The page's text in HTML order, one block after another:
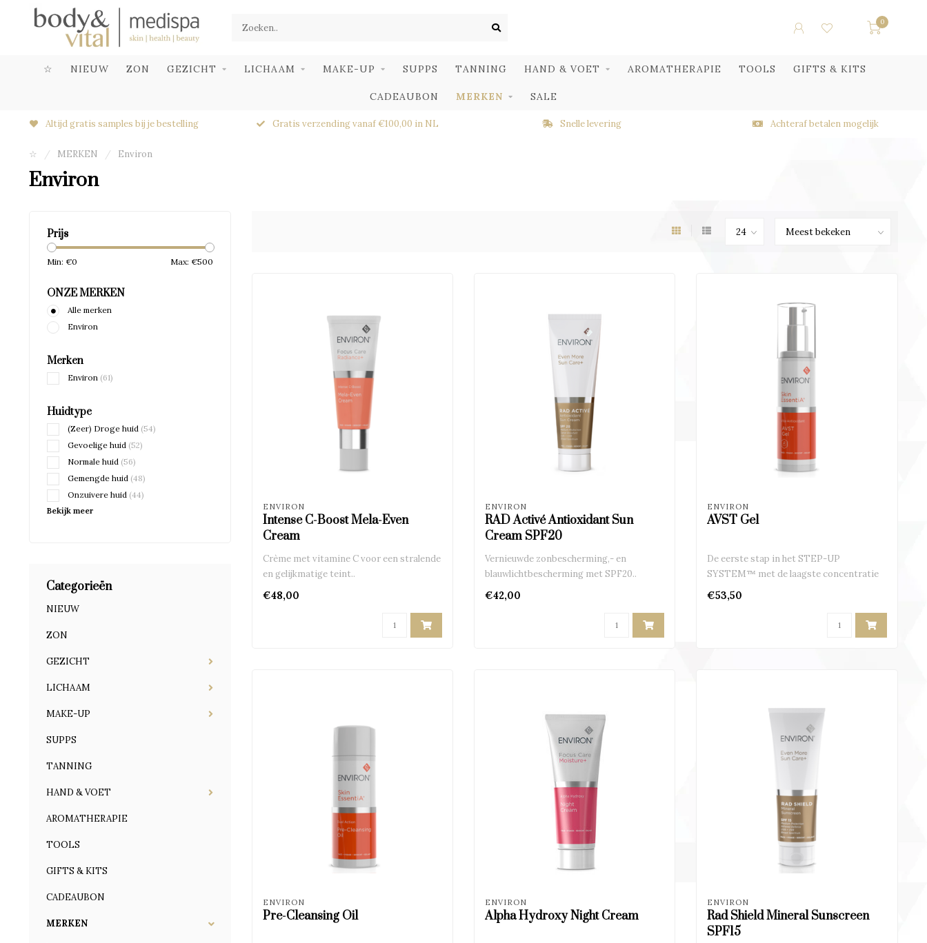
0
☆ NIEUW ZON GEZICHT LICHAAM MAKE-UP SUPPS TANNING HAND & VOET AROMATHERAPIE TOOLS GIFTS & KITS
CADEAUBON MERKEN SALE
Altijd gratis samples bij je bestelling Gratis verzending vanaf €100,00 in NL Snelle levering Achteraf betalen mogelijk
☆ / MERKEN / Environ
Environ
Prijs
Min: €0 Max: €500
ONZE MERKEN
Alle merken
Environ
Merken
Environ (61)
Huidtype
(Zeer) Droge huid (54)
Gevoelige huid (52)
Normale huid (56)
Gemengde huid (48)
Onzuivere huid (44)
Bekijk meer
Categorieën
NIEUW
ZON
GEZICHT
LICHAAM
MAKE-UP
SUPPS
TANNING
HAND & VOET
AROMATHERAPIE
TOOLS
GIFTS & KITS
CADEAUBON
MERKEN
ENVIRON
Intense C-Boost Mela-Even
Cream
Crème met vitamine C voor een stralende
en gelijkmatige teint..
€48,00
ENVIRON
RAD Activé Antioxidant Sun
Cream SPF20
Vernieuwde zonbescherming,- en
blauwlichtbescherming met SPF20..
€42,00
ENVIRON
AVST Gel
De eerste stap in het STEP-UP
SYSTEM™ met de laagste concentratie
vit. A..
€53,50
ENVIRON
Pre-Cleansing Oil
ENVIRON
Alpha Hydroxy Night Cream
ENVIRON
Rad Shield Mineral Sunscreen
SPF15